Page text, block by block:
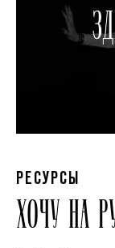
РЕСУРСЫ
ХОЧУ НА